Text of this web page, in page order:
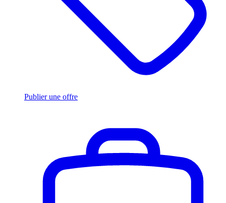
Publier une offre